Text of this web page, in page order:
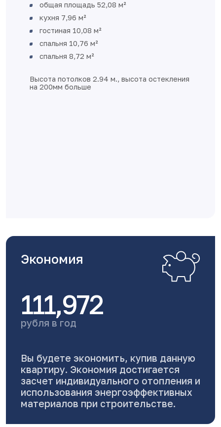
Раздельный санузел
Большой холл- можно организовать
Экономия
111,972
рубля в год
Вы будете экономить, купив данную
квартиру. Экономия достигается
засчет индивидуального отопления и
использования энергоэффективных
материалов при строительстве.